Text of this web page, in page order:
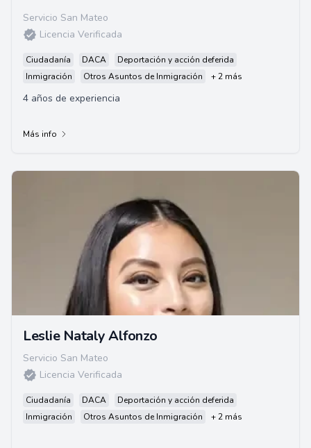
Servicio San Mateo
Licencia Verificada
Ciudadanía DACA
Deportación y acción deferida
Inmigración
Otros Asuntos de Inmigración + 2 más
4 años de experiencia
Más info
Leslie Nataly Alfonzo
Servicio San Mateo
Licencia Verificada
Ciudadanía DACA
Deportación y acción deferida
Inmigración
Otros Asuntos de Inmigración + 2 más